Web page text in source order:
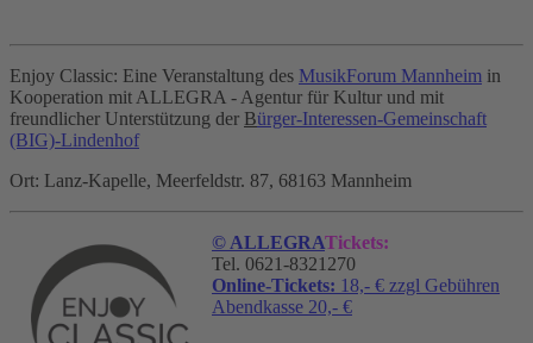
Enjoy Classic: Eine Veranstaltung des MusikForum Mannheim in
Kooperation mit ALLEGRA - Agentur für Kultur und mit
freundlicher Unterstützung der Bürger-Interessen-Gemeinschaft
(BIG)-Lindenhof
Ort: Lanz-Kapelle, Meerfeldstr. 87, 68163 Mannheim
© ALLEGRATickets:
Tel. 0621-8321270
Online-Tickets: 18,- € zzgl Gebühren
Abendkasse 20,- €